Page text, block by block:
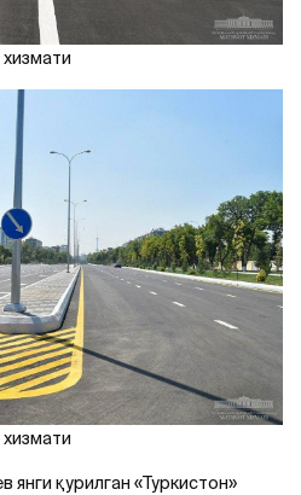
қурилган «Туркистон»